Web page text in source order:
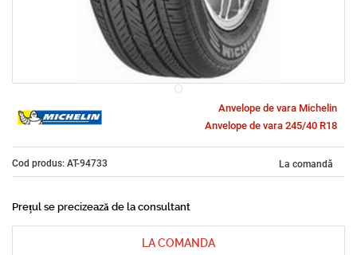
Anvelope de vara Michelin
Anvelope de vara 245/40 R18
Cod produs: AT-94733 La comandă
Prețul se precizează de la consultant
LA COMANDA